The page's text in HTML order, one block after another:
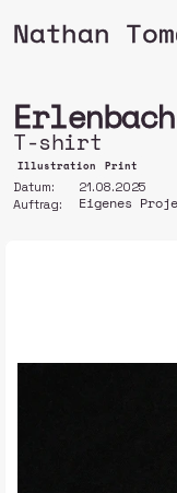
Nathan
Erlenbach
T-shirt
Illustration Print
Datum:
21.08.2025
Auftrag:
Eigenes